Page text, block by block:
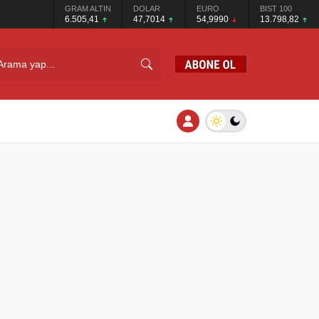
GRAM ALTIN
6.505,41
DOLAR
47,7014
EURO
54,9990
BIST 100
13.798,82